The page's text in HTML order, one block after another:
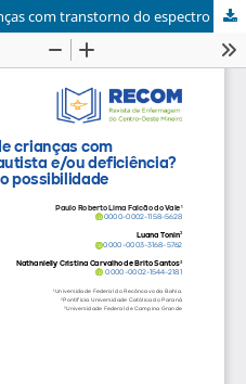
Como cuidar das mães de crianças com transtorno do espectro autista e/ou deficiência? O programa CACTO como possibilidade